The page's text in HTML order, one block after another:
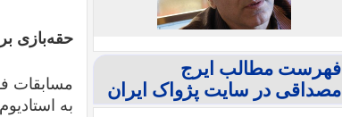
حقه‌بازی
مسابقات
به
فهرست مطالب ایرج
مصداقی در سایت پژواک ایران